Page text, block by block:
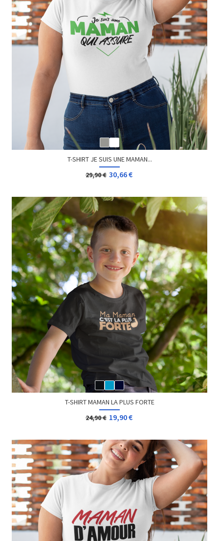
T-SHIRT JE SUIS UNE MAMAN...
29,90 € 30,66 €
T-SHIRT MAMAN LA PLUS FORTE
24,90 € 19,90 €